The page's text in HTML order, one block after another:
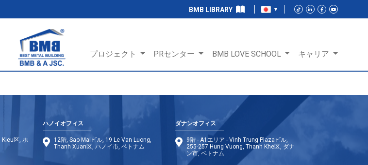
BMB LIBRARY
プロジェクト PRセンター BMB LOVE SCHOOL キャリア
Kieu区, ホ
ハノイオフィス
12階, Sao Maiビル, 19 Le Van Luong,
Thanh Xuan区, ハノイ市, ベトナム
ダナンオフィス
9階 - A1エリア - Vinh Trung Plazaビル,
255-257 Hung Vuong, Thanh Khe区, ダナ
ン市, ベトナム